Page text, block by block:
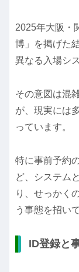
2025年大阪・
博」を掲げた
異なる入場シ
その意図は混
が、現実には
っています。
特に事前予約
ど、システム
り、せっかく
う事態を招い
ID登録と